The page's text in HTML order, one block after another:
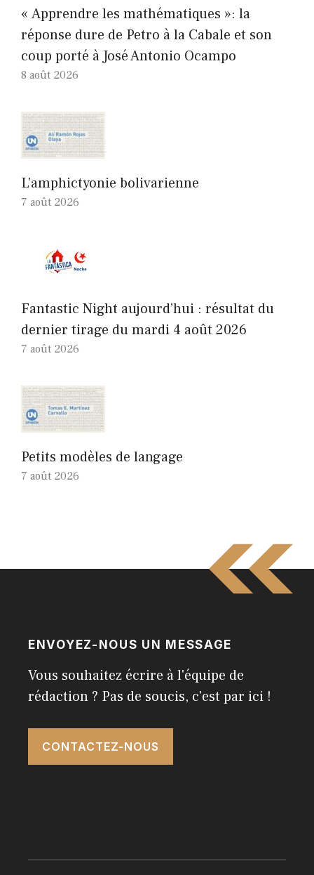
« Apprendre les mathématiques »: la
réponse dure de Petro à la Cabale et son
coup porté à José Antonio Ocampo
8 août 2026
L’amphictyonie bolivarienne
7 août 2026
Fantastic Night aujourd’hui : résultat du
dernier tirage du mardi 4 août 2026
7 août 2026
Petits modèles de langage
7 août 2026
ENVOYEZ-NOUS UN MESSAGE
Vous souhaitez écrire à l'équipe de
rédaction ? Pas de soucis, c'est par ici !
CONTACTEZ-NOUS